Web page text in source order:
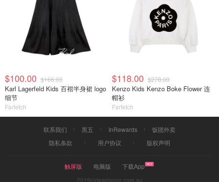
$100.00 $166.00
Karl Lagerfeld Kids 百褶半身裙 logo
细节
Farfetch
$118.00 $278.00
Kenzo Kids Kenzo Boke Flower 连
帽衫
Farfetch
联系我们 黑五 InRewards
饭团外卖
隐私条款
用户协议 版权声明
触屏版 电脑版
下载App
2019©dealmoon.com.au